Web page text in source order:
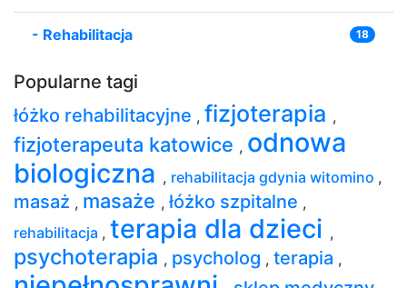
- Rehabilitacja 18
Popularne tagi
łóżko rehabilitacyjne , fizjoterapia ,
fizjoterapeuta katowice , odnowa
biologiczna , rehabilitacja gdynia witomino ,
masaż , masaże , łóżko szpitalne ,
rehabilitacja , terapia dla dzieci ,
psychoterapia , psycholog , terapia ,